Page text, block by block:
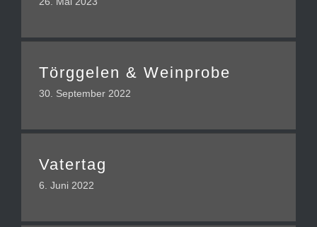
Törggelen & Weinprobe
30. September 2022
Vatertag
6. Juni 2022